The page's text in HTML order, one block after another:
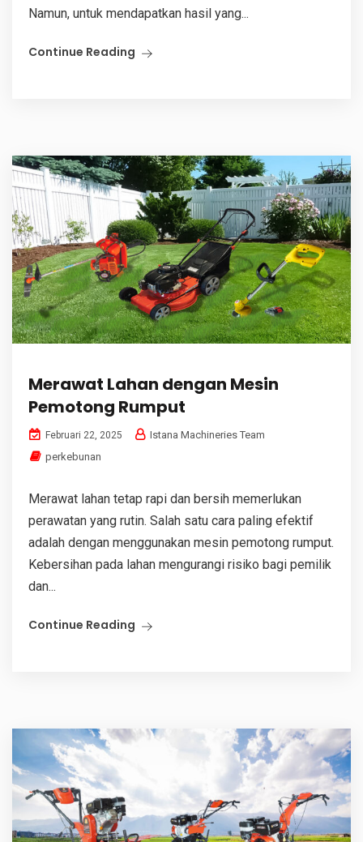
Namun, untuk mendapatkan hasil yang...
Continue Reading
Merawat Lahan dengan Mesin
Pemotong Rumput
Februari 22, 2025
Istana Machineries Team
perkebunan
Merawat lahan tetap rapi dan bersih memerlukan
perawatan yang rutin. Salah satu cara paling efektif
adalah dengan menggunakan mesin pemotong rumput.
Kebersihan pada lahan mengurangi risiko bagi pemilik
dan...
Continue Reading